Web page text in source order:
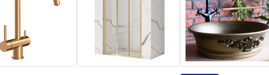
z sitkiem
możliwością podłączenia